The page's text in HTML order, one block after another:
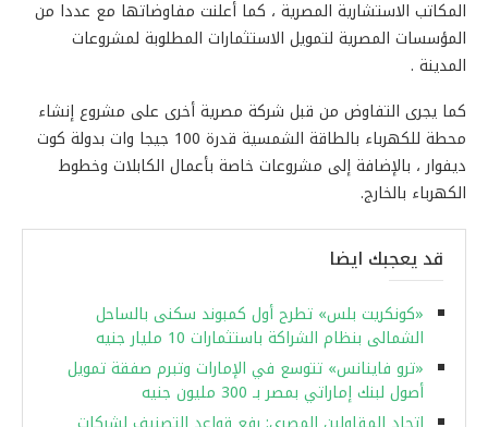
المكاتب الاستشارية المصرية ، كما أعلنت مفاوضاتها مع عددا من
المؤسسات المصرية لتمويل الاستثمارات المطلوبة لمشروعات
المدينة .
كما يجرى التفاوض من قبل شركة مصرية أخرى على مشروع إنشاء
محطة للكهرباء بالطاقة الشمسية قدرة 100 جيجا وات بدولة كوت
ديفوار ، بالإضافة إلى مشروعات خاصة بأعمال الكابلات وخطوط
الكهرباء بالخارج.
قد يعجبك ايضا
«كونكريت بلس» تطرح أول كمبوند سكنى بالساحل
الشمالى بنظام الشراكة باستثمارات 10 مليار جنيه
«ترو فاينانس» تتوسع في الإمارات وتبرم صفقة تمويل
أصول لبنك إماراتي بمصر بـ 300 مليون جنيه